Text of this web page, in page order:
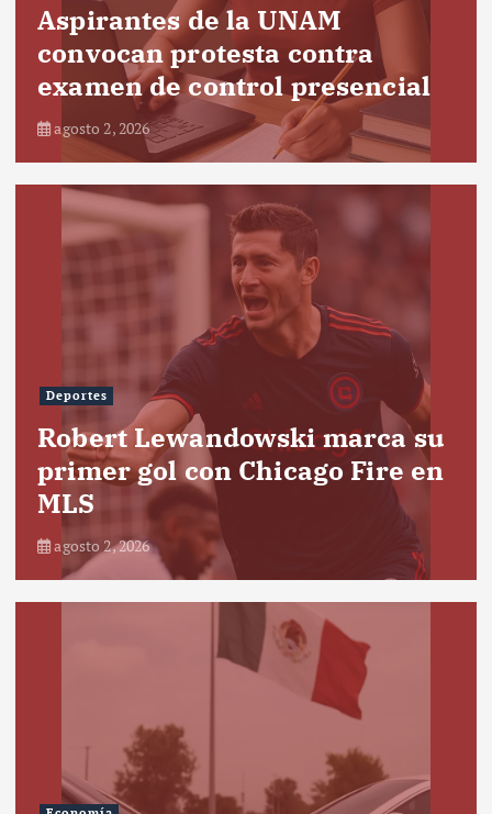
Aspirantes de la UNAM
convocan protesta contra
examen de control presencial
agosto 2, 2026
Deportes
Robert Lewandowski marca su
primer gol con Chicago Fire en
MLS
agosto 2, 2026